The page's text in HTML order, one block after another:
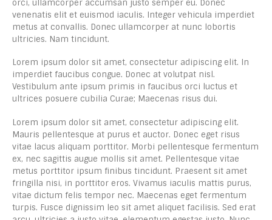
orci, ullamcorper accumsan justo semper eu. Donec
venenatis elit et euismod iaculis. Integer vehicula imperdiet
metus at convallis. Donec ullamcorper at nunc lobortis
ultricies. Nam tincidunt.
Lorem ipsum dolor sit amet, consectetur adipiscing elit. In
imperdiet faucibus congue. Donec at volutpat nisl.
Vestibulum ante ipsum primis in faucibus orci luctus et
ultrices posuere cubilia Curae; Maecenas risus dui.
Lorem ipsum dolor sit amet, consectetur adipiscing elit.
Mauris pellentesque at purus et auctor. Donec eget risus
vitae lacus aliquam porttitor. Morbi pellentesque fermentum
ex, nec sagittis augue mollis sit amet. Pellentesque vitae
metus porttitor ipsum finibus tincidunt. Praesent sit amet
fringilla nisi, in porttitor eros. Vivamus iaculis mattis purus,
vitae dictum felis tempor nec. Maecenas eget fermentum
turpis. Fusce dignissim leo sit amet aliquet facilisis. Sed erat